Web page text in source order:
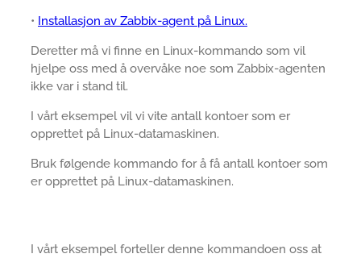
• Installasjon av Zabbix-agent på Linux.
Deretter må vi finne en Linux-kommando som vil
hjelpe oss med å overvåke noe som Zabbix-agenten
ikke var i stand til.
I vårt eksempel vil vi vite antall kontoer som er
opprettet på Linux-datamaskinen.
Bruk følgende kommando for å få antall kontoer som
er opprettet på Linux-datamaskinen.
I vårt eksempel forteller denne kommandoen oss at